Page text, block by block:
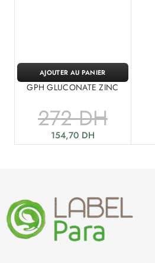
GPH GLUCONATE ZINC
272DH
154,70 DH
AJOUTER AU PANIER